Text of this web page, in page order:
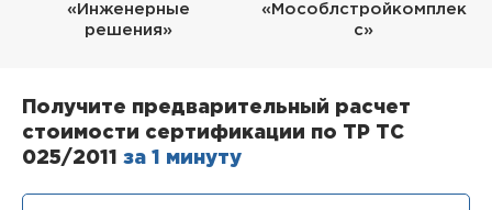
«Инженерные
решения»
«Мособлстройкомплек
с»
Получите предварительный расчет
стоимости сертификации по ТР ТС
025/2011 за 1 минуту